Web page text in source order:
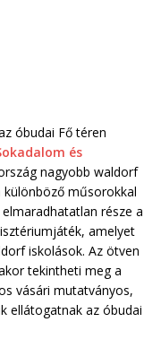
óbudai Fő téren
és
nagyobb waldorf
különböző műsorokkal
része a
amelyet
iskolások. Az ötven
tekintheti meg a
vásári mutatványos,
ellátogatnak az óbudai